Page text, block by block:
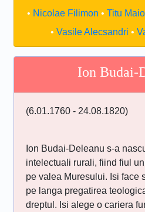
Nicolae Filimon
Titu
Vasile Alecsandri
Ion Budai-
(6.01.1760 - 24.08.1820)
Ion Budai-Deleanu s-a
intelectuali rurali, fiind fiul
pe valea Muresului. Isi face
pe langa pregatirea
dreptul. Isi alege o cariera